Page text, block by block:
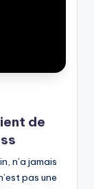
de
n’a jamais
pas une